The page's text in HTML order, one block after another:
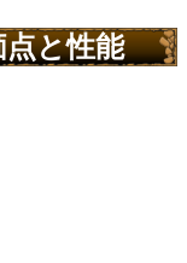
と性能